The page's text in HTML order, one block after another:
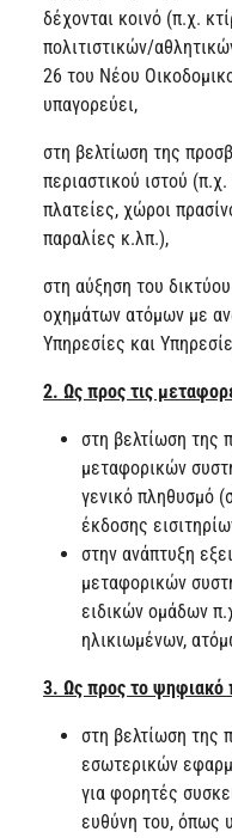
δέχονται κοινό (π.χ.
πολιτιστικών/
26 του Νέου
υπαγορεύει,
στη βελτίωση της
περιαστικού ιστού
πλατείες, χώροι
παραλίες κ.λπ.),
στη αύξηση του
οχημάτων ατόμων με
Υπηρεσίες και
2. Ως προς τις
στη βελτίωση της
μεταφορικών
γενικό πληθυσμό
έκδοσης
στην ανάπτυξη
μεταφορικών
ειδικών ομάδων
ηλικιωμένων,
3. Ως προς το ψηφιακό
στη βελτίωση της
εσωτερικών
για φορητές
ευθύνη του, όπως